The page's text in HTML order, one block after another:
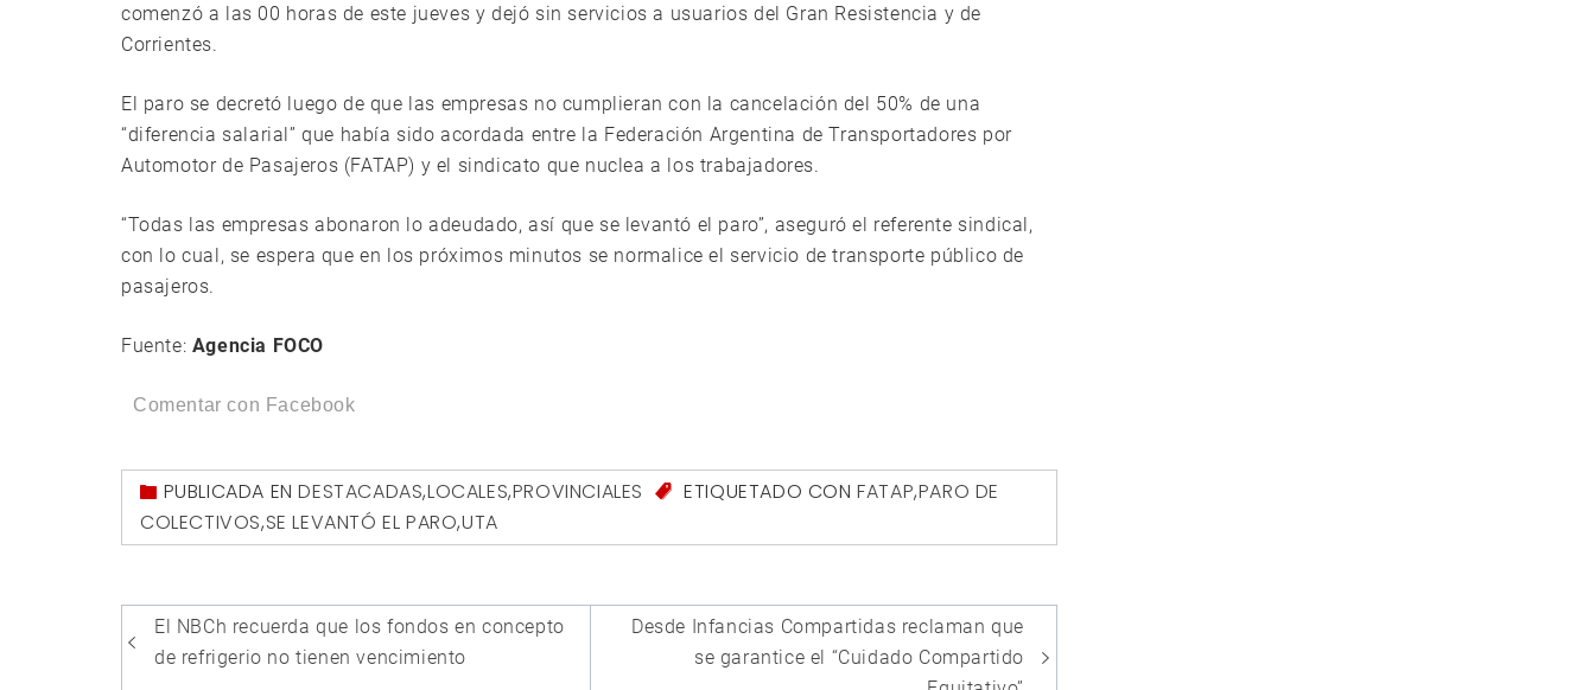
comenzó a las 00 horas de este jueves y dejó sin servicios a usuarios del Gran Resistencia y de
Corrientes.
El paro se decretó luego de que las empresas no cumplieran con la cancelación del 50% de una
“diferencia salarial” que había sido acordada entre la Federación Argentina de Transportadores por
Automotor de Pasajeros (FATAP) y el sindicato que nuclea a los trabajadores.
“Todas las empresas abonaron lo adeudado, así que se levantó el paro”, aseguró el referente sindical,
con lo cual, se espera que en los próximos minutos se normalice el servicio de transporte público de
pasajeros.
Fuente: Agencia FOCO
Comentar con Facebook
PUBLICADA ENDESTACADAS,LOCALES,PROVINCIALES ETIQUETADO CONFATAP,PARO DE
COLECTIVOS,SE LEVANTÓ EL PARO,UTA
Navegación
de
El NBCh recuerda que los fondos en concepto
de refrigerio no tienen vencimiento
Desde Infancias Compartidas reclaman que
se garantice el “Cuidado Compartido